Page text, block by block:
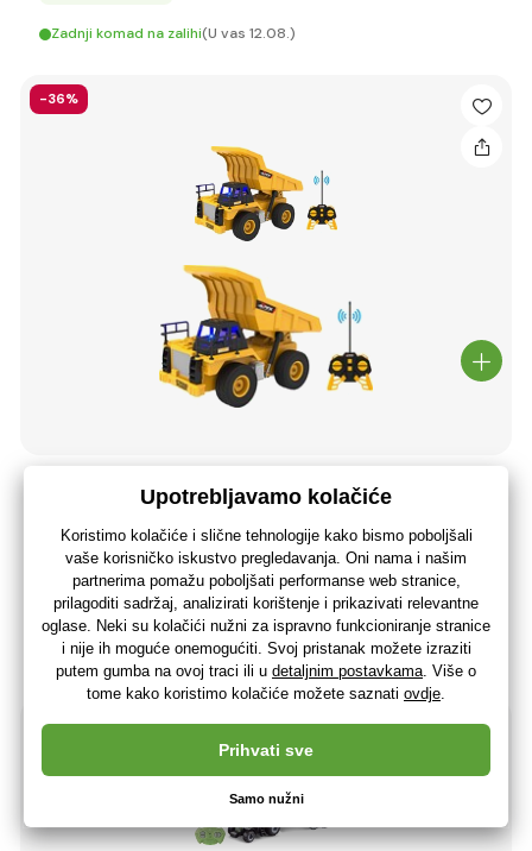
Zadnji komad na zalihi(U vas 12.08.)
-36%
RC kamion na daljinsko upravljanje 19,5 cm
,30 €
,39 € (-36 %)
,44 €bez PDV-a
+ 19 bodova
Zadnja 3 komada(U vas 12.08.)